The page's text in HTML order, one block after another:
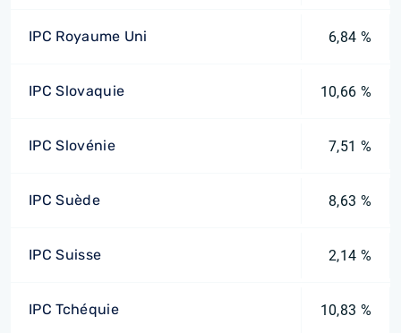
IPC Royaume Uni 6,84 %
IPC Slovaquie 10,66 %
IPC Slovénie 7,51 %
IPC Suède 8,63 %
IPC Suisse 2,14 %
IPC Tchéquie 10,83 %